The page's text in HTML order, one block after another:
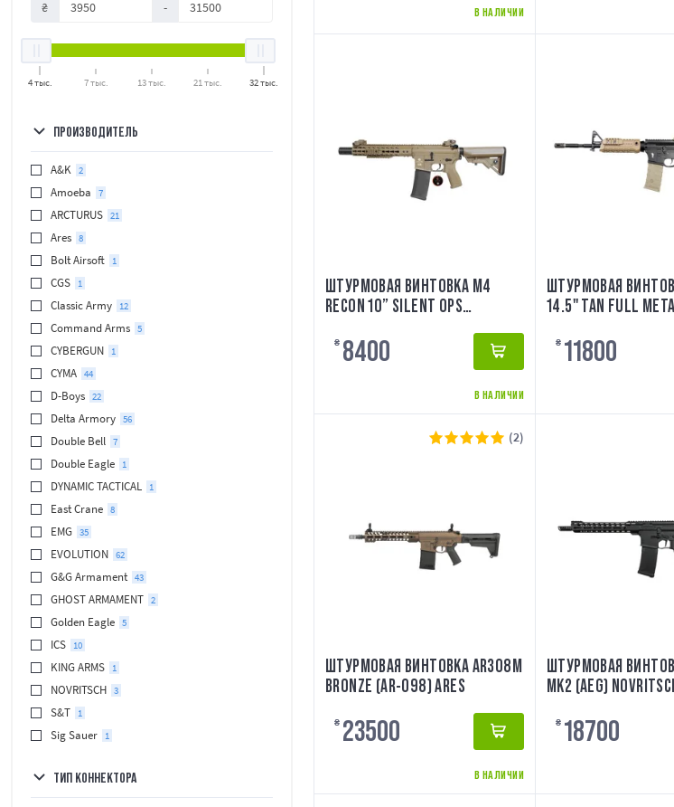
₴ -
4 тыс. 7 тыс. 13 тыс. 21 тыс. 32 тыс.
ПРОИЗВОДИТЕЛЬ
A&K 2
Amoeba 7
ARCTURUS 21
Ares 8
Bolt Airsoft 1
CGS 1
Classic Army 12
Command Arms 5
CYBERGUN 1
CYMA 44
D-Boys 22
Delta Armory 56
Double Bell 7
Double Eagle 1
DYNAMIC TACTICAL 1
East Crane 8
EMG 35
EVOLUTION 62
G&G Armament 43
GHOST ARMAMENT 2
Golden Eagle 5
ICS 10
KING ARMS 1
NOVRITSCH 3
S&T 1
Sig Sauer 1
ТИП КОННЕКТОРА
В НАЛИЧИИ
ШТУРМОВАЯ ВИНТОВКА M4
RECON 10” SILENT OPS
SL-1007T
₴ 8400
В НАЛИЧИИ
ШТУРМОВАЯ
14.5" TAN FULL
₴ 11800
(2)
ШТУРМОВАЯ ВИНТОВКА AR308M
BRONZE (AR-098) ARES
₴ 23500
В НАЛИЧИИ
ШТУРМОВАЯ
MK2 (AEG)
₴ 18700